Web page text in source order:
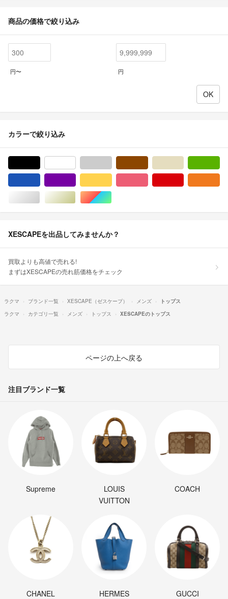
商品の価格で絞り込み
円〜 円
カラーで絞り込み
シルバー/銀色系ゴールド/金色系マルチカラー
XESCAPEを出品してみませんか？
買取よりも高値で売れる!
まずはXESCAPEの売れ筋価格をチェック
ラクマ ブランド一覧 XESCAPE（ゼスケープ） メンズ
トップス
ラクマ
カテゴリ一覧 メンズ トップス XESCAPEのトップス
ページの上へ戻る
注目ブランド一覧
Supreme
LOUIS
VUITTON
COACH
CHANEL HERMES GUCCI